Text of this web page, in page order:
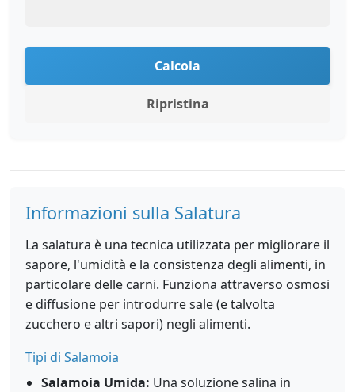
Calcola
Ripristina
Informazioni sulla Salatura
La salatura è una tecnica utilizzata per migliorare il
sapore, l'umidità e la consistenza degli alimenti, in
particolare delle carni. Funziona attraverso osmosi
e diffusione per introdurre sale (e talvolta
zucchero e altri sapori) negli alimenti.
Tipi di Salamoia
Salamoia Umida: Una soluzione salina in